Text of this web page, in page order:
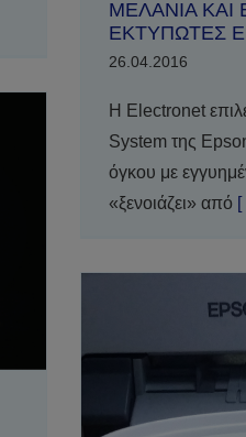
ΜΕΛΑΝΙΑ ΚΑΙ
ΕΚΤΥΠΩΤΕΣ
26.04.2016
Η Electronet
System της
όγκου με
«ξενοιάζει» από [